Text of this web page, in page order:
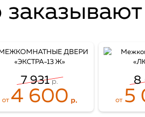
заказывают
7 931
от 4 600
8
от 5